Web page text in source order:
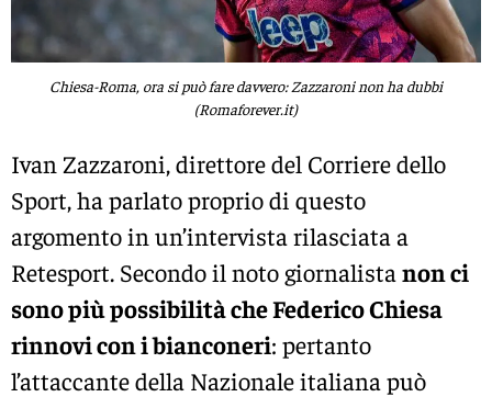
Chiesa-Roma, ora si può fare davvero: Zazzaroni non ha dubbi
(Romaforever.it)
Ivan Zazzaroni, direttore del Corriere dello
Sport, ha parlato proprio di questo
argomento in un’intervista rilasciata a
Retesport. Secondo il noto giornalista non ci
sono più possibilità che Federico Chiesa
rinnovi con i bianconeri: pertanto
l’attaccante della Nazionale italiana può